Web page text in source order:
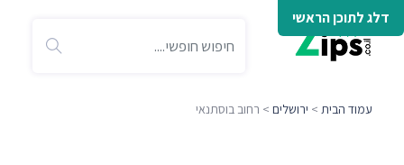
דלג לתוכן הראשי
עמוד הבית > ירושלים > רחוב בוסתנאי